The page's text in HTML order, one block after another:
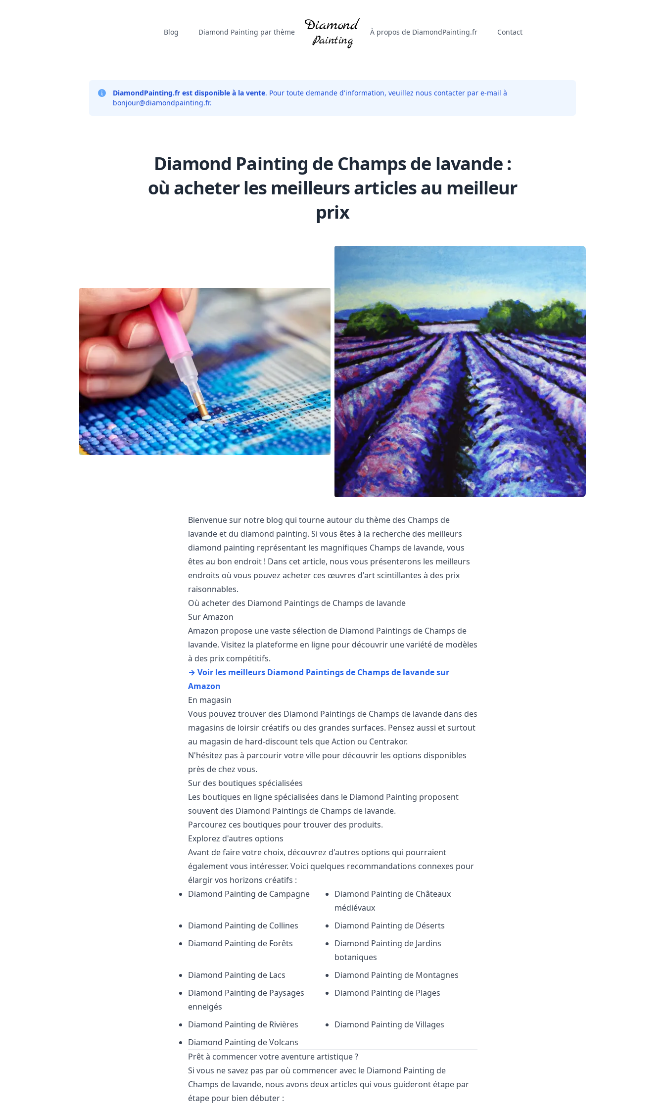
Blog Diamond Painting par thème À propos de DiamondPainting.fr Contact
DiamondPainting.fr est disponible à la vente. Pour toute demande d'information, veuillez nous contacter par e-mail à
bonjour@diamondpainting.fr.
Diamond Painting de Champs de lavande :
où acheter les meilleurs articles au meilleur
prix
Bienvenue sur notre blog qui tourne autour du thème des Champs de
lavande et du diamond painting. Si vous êtes à la recherche des meilleurs
diamond painting représentant les magnifiques Champs de lavande, vous
êtes au bon endroit ! Dans cet article, nous vous présenterons les meilleurs
endroits où vous pouvez acheter ces œuvres d'art scintillantes à des prix
raisonnables.
Où acheter des Diamond Paintings de Champs de lavande
Sur Amazon
Amazon propose une vaste sélection de Diamond Paintings de Champs de
lavande. Visitez la plateforme en ligne pour découvrir une variété de modèles
à des prix compétitifs.
→ Voir les meilleurs Diamond Paintings de Champs de lavande sur
Amazon
En magasin
Vous pouvez trouver des Diamond Paintings de Champs de lavande dans des
magasins de loirsir créatifs ou des grandes surfaces. Pensez aussi et surtout
au magasin de hard-discount tels que Action ou Centrakor.
N'hésitez pas à parcourir votre ville pour découvrir les options disponibles
près de chez vous.
Sur des boutiques spécialisées
Les boutiques en ligne spécialisées dans le Diamond Painting proposent
souvent des Diamond Paintings de Champs de lavande.
Parcourez ces boutiques pour trouver des produits.
Explorez d'autres options
Avant de faire votre choix, découvrez d'autres options qui pourraient
également vous intéresser. Voici quelques recommandations connexes pour
élargir vos horizons créatifs :
Diamond Painting de Campagne Diamond Painting de Châteaux
médiévaux
Diamond Painting de Collines Diamond Painting de Déserts
Diamond Painting de Forêts Diamond Painting de Jardins
botaniques
Diamond Painting de Lacs Diamond Painting de Montagnes
Diamond Painting de Paysages
enneigés
Diamond Painting de Plages
Diamond Painting de Rivières Diamond Painting deVillages
Diamond Painting deVolcans
Prêt à commencer votre aventure artistique ?
Si vous ne savez pas par où commencer avec le Diamond Painting de
Champs de lavande, nous avons deux articles qui vous guideront étape par
étape pour bien débuter :